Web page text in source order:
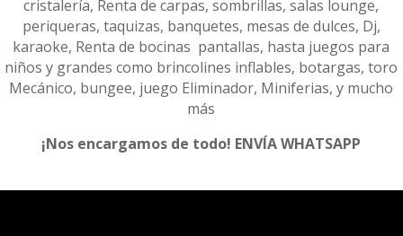
cristalería, Renta de carpas, sombrillas, salas lounge,
periqueras, taquizas, banquetes, mesas de dulces, Dj,
karaoke, Renta de bocinas pantallas, hasta juegos para
niños y grandes como brincolines inflables, botargas, toro
Mecánico, bungee, juego Eliminador, Miniferias, y mucho
más
¡Nos encargamos de todo! ENVÍA WHATSAPP